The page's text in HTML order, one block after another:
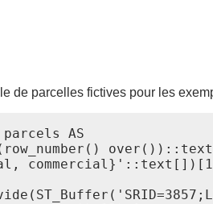
de parcelles fictives pour les
parcels AS
commercial}'::text[])[1 +